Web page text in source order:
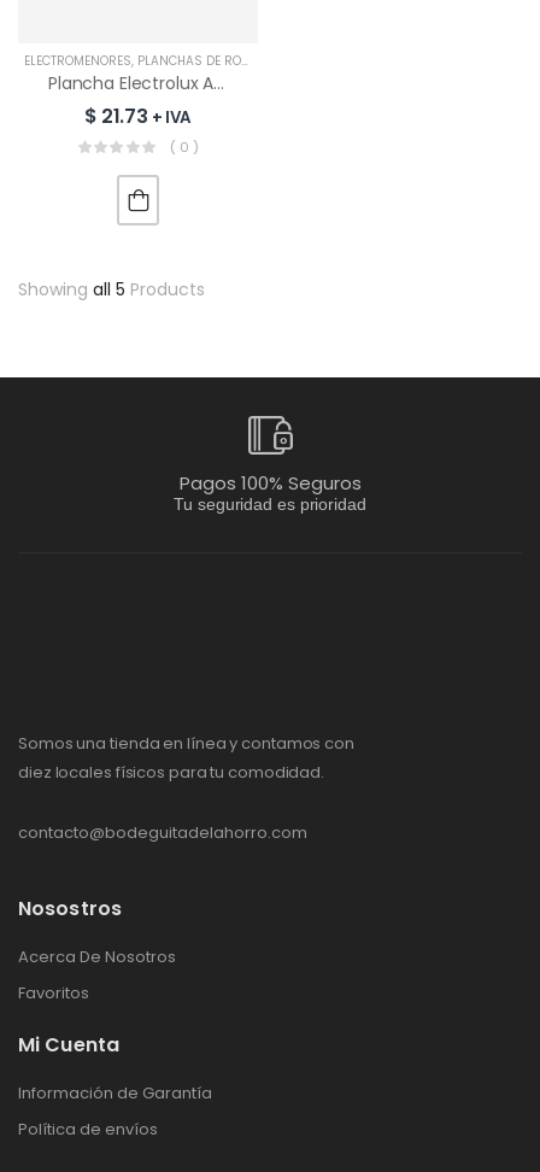
ELECTROMENORES, PLANCHAS DE ROPA
Plancha Electrolux A Vapor | SIE60
$ 21.73 + IVA
( 0 )
Showing all 5 Products
Pagos 100% Seguros
Tu seguridad es prioridad
Somos una tienda en línea y contamos con
diez locales físicos para tu comodidad.
contacto@bodeguitadelahorro.com
Nosostros
Acerca De Nosotros
Favoritos
Mi Cuenta
Información de Garantía
Política de envíos